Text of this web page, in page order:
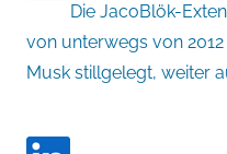
Die JacoBlök-
von unterwegs von
Musk stillgelegt, weiter